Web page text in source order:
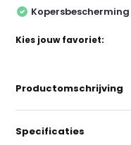
Kopersbescherming
Kies jouw favoriet:
Productomschrijving
Specificaties